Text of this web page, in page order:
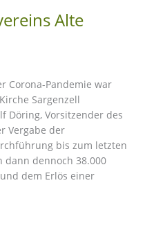
Alte
Corona-Pandemie war
Sargenzell
Döring, Vorsitzender des
Vergabe der
bis zum letzten
dann dennoch 38.000
dem Erlös einer